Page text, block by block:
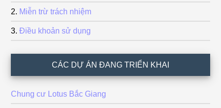
Miễn trừ trách nhiệm
Điều khoản sử dụng
CÁC DỰ ÁN ĐANG TRIỂN KHAI
Chung cư Lotus Bắc Giang